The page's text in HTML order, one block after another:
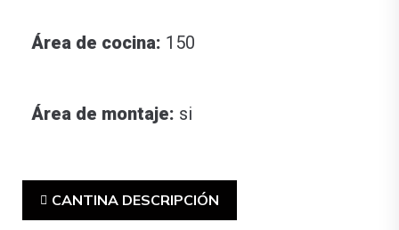
Área de cocina: 150
Área de montaje: si
CANTINA DESCRIPCIÓN